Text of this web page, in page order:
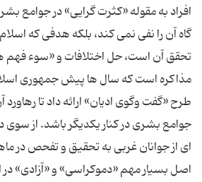
افراد به مقوله «کثرت گرایی» در جوامع
گاه آن را نفی نمی کند، بلکه هدفی که
تحقق آن است، حل اختلافات و «سوء فهم
مذاکره است که سال ها پیش جمهوری
طرح «گفت وگوی ادیان» ارائه داد تا
جوامع بشری در کنار یکدیگر باشد. از سوی
ای از جوانان غربی به تحقیق و تفحص در
اصل بسیار مهم «دموکراسی» و «آزادی» در